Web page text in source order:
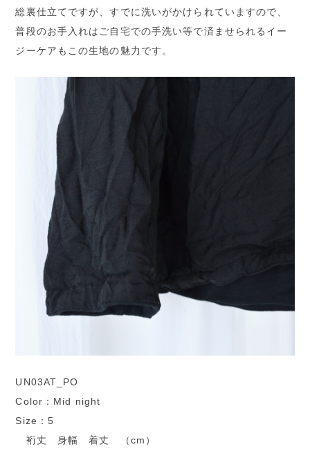
総裏仕立てですが、すでに洗いがかけられていますので、
普段のお手入れはご自宅での手洗い等で済ませられるイー
ジーケアもこの生地の魅力です。
UN03AT_PO
Color：Mid night
Size：5
裄丈 身幅 着丈 （cm）